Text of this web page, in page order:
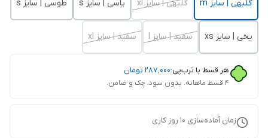
گلبهی | سایز m گلبهی | سایز xl یاسی | سایز s طوسی | سایز s
یخی | سایز xs سفید | سایز l سفید | سایز xl
هر قسط با ترب‌پی:۲۸۷٬۰۰۰ تومان
۴ قسط ماهانه. بدون سود، چک و ضامن.
زمان آماده‌سازی 10 روز کاری